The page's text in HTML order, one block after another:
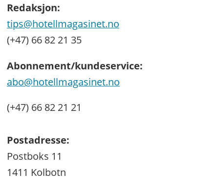
Redaksjon:
tips@hotellmagasinet.no
(+47) 66 82 21 35
Abonnement/kundeservice:
abo@hotellmagasinet.no
(+47) 66 82 21 21
Postadresse:
Postboks 11
1411 Kolbotn